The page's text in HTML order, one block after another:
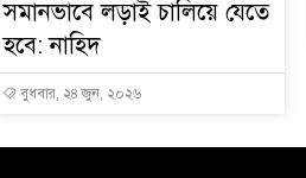
সমানভাবে লড়াই চালিয়ে যেতে
হবে: নাহিদ
বুধবার, ২৪ জুন, ২০২৬